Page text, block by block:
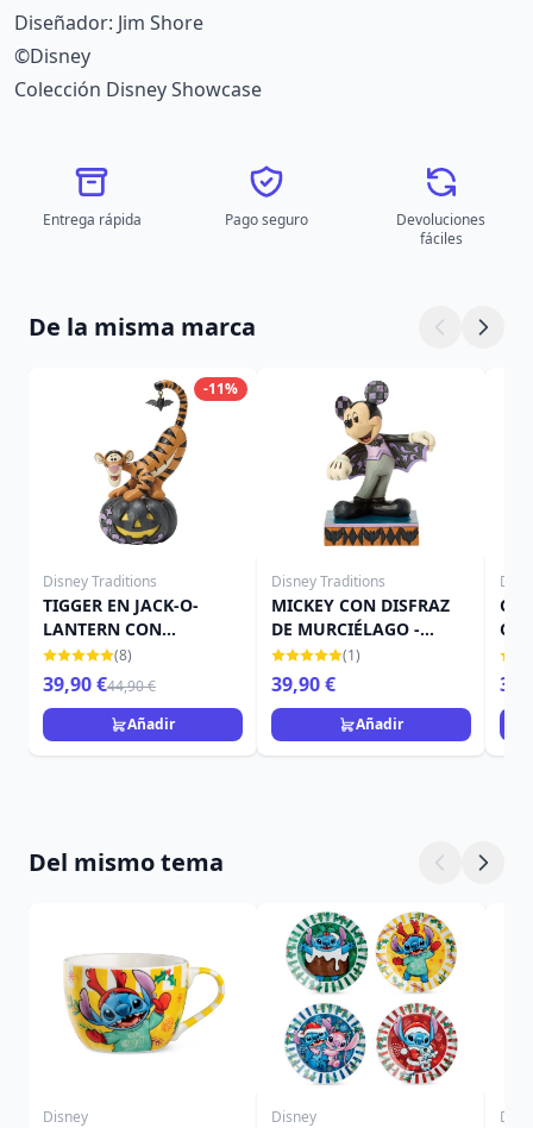
Diseñador: Jim Shore
©Disney
Colección Disney Showcase
Entrega rápida Pago seguro
Devoluciones
fáciles
De la misma marca
-11%
Disney Traditions
TIGGER EN JACK-O-
LANTERN CON
MURCIÉLAGO - DISNEY
TRADITIONS
(8)
39,90 €44,90 €
Añadir
Disney Traditions
MICKEY CON DISFRAZ
DE MURCIÉLAGO -
DISNEY TRADITIONS
(1)
39,90 €
Añadir
Del mismo tema
Disney Disney